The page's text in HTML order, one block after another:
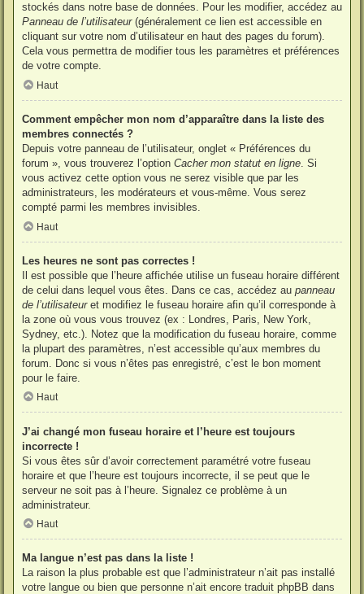
stockés dans notre base de données. Pour les modifier, accédez au
Panneau de l’utilisateur(généralement ce lien est accessible en
cliquant sur votre nom d’utilisateur en haut des pages du forum).
Cela vous permettra de modifier tous les paramètres et préférences
de votre compte.
Haut
Comment empêcher mon nom d’apparaître dans la liste des
membres connectés ?
Depuis votre panneau de l’utilisateur, onglet « Préférences du
forum », vous trouverez l’option Cacher mon statut en ligne . Si
vous activez cette option vous ne serez visible que par les
administrateurs, les modérateurs et vous-même. Vous serez
compté parmi les membres invisibles.
Haut
Les heures ne sont pas correctes !
Il est possible que l’heure affichée utilise un fuseau horaire différent
de celui dans lequel vous êtes. Dans ce cas, accédez au panneau
de l’utilisateuret modifiez le fuseau horaire afin qu’il corresponde à
la zone où vous vous trouvez (ex : Londres, Paris, New York,
Sydney, etc.). Notez que la modification du fuseau horaire, comme
la plupart des paramètres, n’est accessible qu’aux membres du
forum. Donc si vous n’êtes pas enregistré, c’est le bon moment
pour le faire.
Haut
J’ai changé mon fuseau horaire et l’heure est toujours
incorrecte !
Si vous êtes sûr d’avoir correctement paramétré votre fuseau
horaire et que l’heure est toujours incorrecte, il se peut que le
serveur ne soit pas à l’heure. Signalez ce problème à un
administrateur.
Haut
Ma langue n’est pas dans la liste !
La raison la plus probable est que l’administrateur n’ait pas installé
votre langue ou bien que personne n’ait encore traduit phpBB dans